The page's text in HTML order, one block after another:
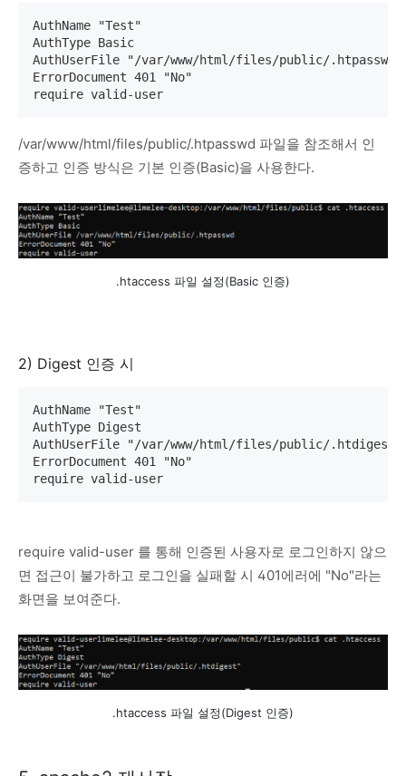
AuthName "Test"
AuthType Basic
AuthUserFile "/var/www/html/files/public/.htpasswd"
ErrorDocument 401 "No"
require valid-user
/var/www/html/files/public/.htpasswd 파일을 참조해서 인
증하고 인증 방식은 기본 인증(Basic)을 사용한다.
.htaccess 파일 설정(Basic 인증)
2) Digest 인증 시
AuthName "Test"
AuthType Digest
AuthUserFile "/var/www/html/files/public/.htdigest"
ErrorDocument 401 "No"
require valid-user
require valid-user 를 통해 인증된 사용자로 로그인하지 않으
면 접근이 불가하고 로그인을 실패할 시 401에러에 "No"라는
화면을 보여준다.
.htaccess 파일 설정(Digest 인증)